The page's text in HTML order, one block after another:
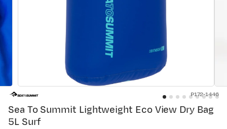
P172-1446
Sea To Summit Lightweight Eco View Dry Bag
5L Surf